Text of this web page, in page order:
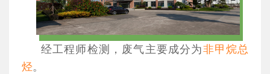
经工程师检测，废气主要成分为非甲烷总
烃。